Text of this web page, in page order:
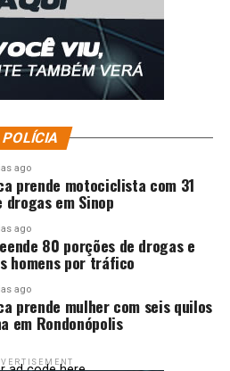
POLÍCIA
ago
prende motociclista com 31
drogas em Sinop
ago
80 porções de drogas e
homens por tráfico
ago
prende mulher com seis quilos
em Rondonópolis